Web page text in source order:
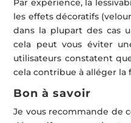
Par expérience, la
les effets décoratifs
dans la plupart des cas
cela peut vous éviter
utilisateurs constatent
cela contribue à alléger la
Bon à savoir
Je vous recommande de